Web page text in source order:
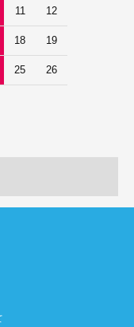
11 12
18 19
25 26